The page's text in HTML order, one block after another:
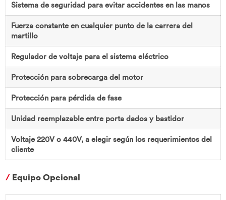
Sistema de seguridad para evitar accidentes en las manos
Fuerza constante en cualquier punto de la carrera del
martillo
Regulador de voltaje para el sistema eléctrico
Protección para sobrecarga del motor
Protección para pérdida de fase
Unidad reemplazable entre porta dados y bastidor
Voltaje 220V o 440V, a elegir según los requerimientos del
cliente
/ Equipo Opcional